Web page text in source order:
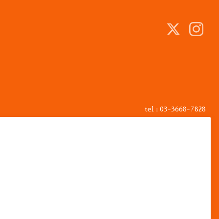
tel : 03-3668-7828